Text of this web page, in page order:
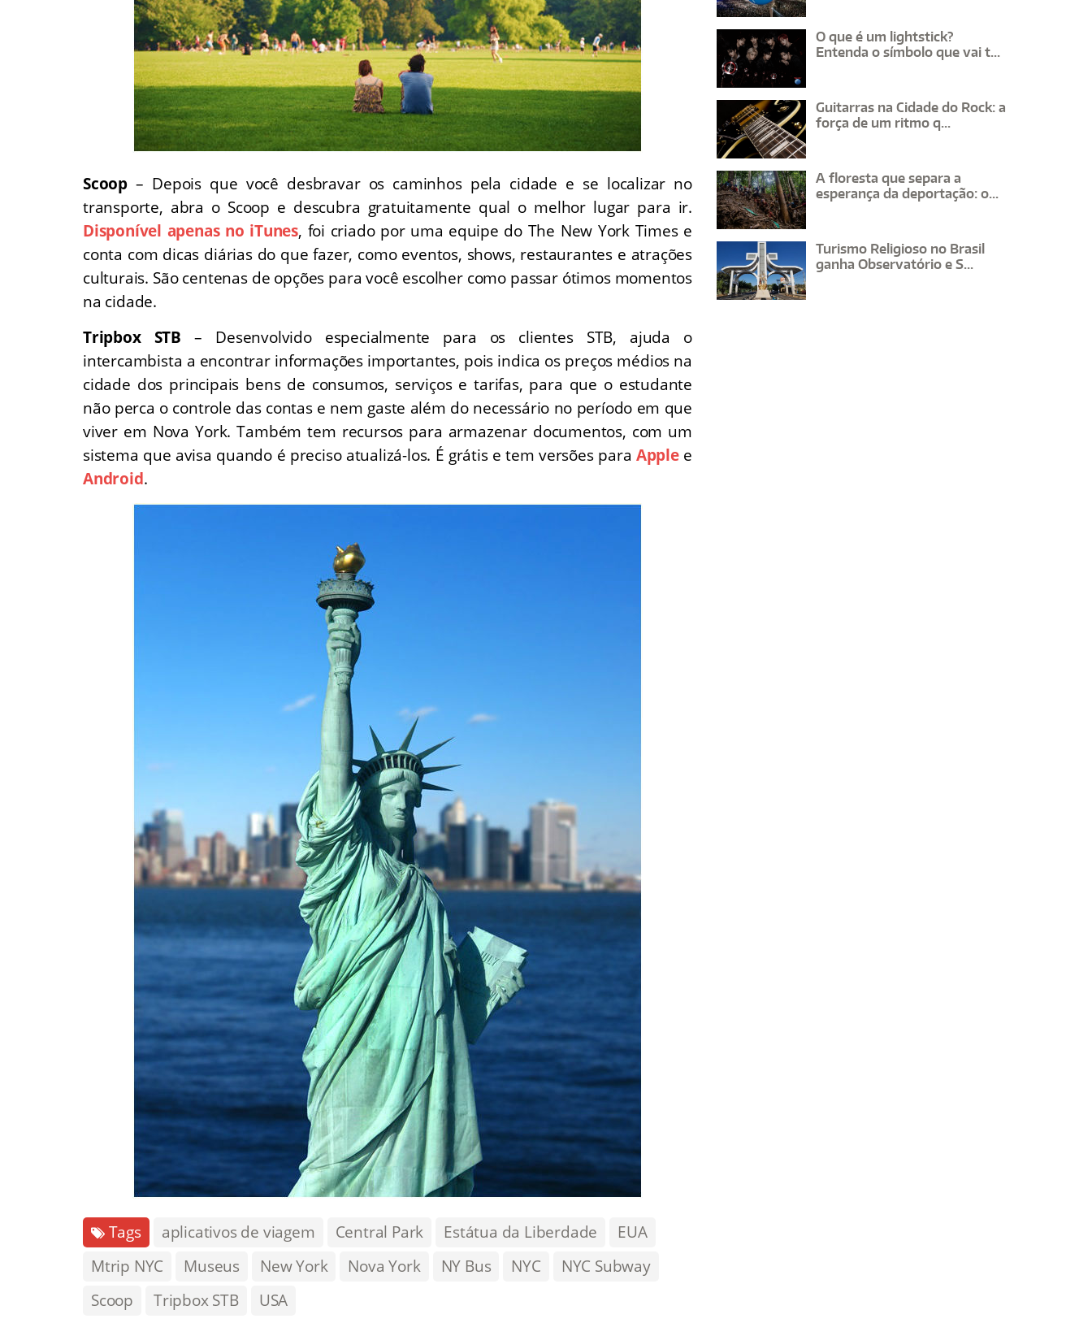
Scoop– Depois que você desbravar os caminhos pela cidade e se localizar no
transporte, abra o Scoop e descubra gratuitamente qual o melhor lugar para ir.
Disponível apenas no iTunes, foi criado por uma equipe do The New York Times e
conta com dicas diárias do que fazer, como eventos, shows, restaurantes e atrações
culturais. São centenas de opções para você escolher como passar ótimos momentos
na cidade.
Tripbox STB– Desenvolvido especialmente para os clientes STB, ajuda o
intercambista a encontrar informações importantes, pois indica os preços médios na
cidade dos principais bens de consumos, serviços e tarifas, para que o estudante
não perca o controle das contas e nem gaste além do necessário no período em que
viver em Nova York. Também tem recursos para armazenar documentos, com um
sistema que avisa quando é preciso atualizá-los. É grátis e tem versões para Applee
Android.
Tags aplicativos de viagem Central Park Estátua da Liberdade
EUA
Mtrip NYC
Museus New York Nova York NY Bus NYC
NYC Subway
Scoop
Tripbox STB USA
O que é um lightstick?
Entenda o símbolo que vai t...
Guitarras na Cidade do Rock: a
força de um ritmo q...
A floresta que separa a
esperança da deportação: o...
Turismo Religioso no Brasil
ganha Observatório e S...